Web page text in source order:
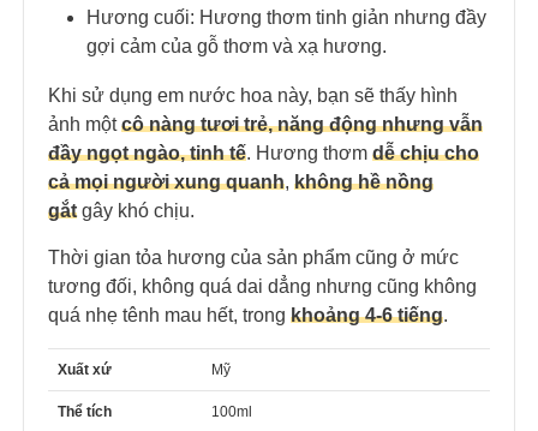
Hương cuối: Hương thơm tinh giản nhưng đầy
gợi cảm của gỗ thơm và xạ hương.
Khi sử dụng em nước hoa này, bạn sẽ thấy hình
ảnh mộtcô nàng tươi trẻ, năng động nhưng vẫn
đầy ngọt ngào, tinh tế. Hương thơm dễ chịu cho
cả mọi người xung quanh, không hề nồng
gắt gây khó chịu.
Thời gian tỏa hương của sản phẩm cũng ở mức
tương đối, không quá dai dẳng nhưng cũng không
quá nhẹ tênh mau hết, trong khoảng 4-6 tiếng.
Xuất xứ Mỹ
Thể tích 100ml